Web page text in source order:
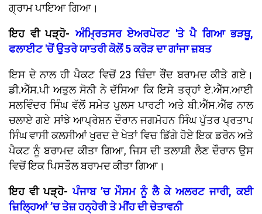
ਗ੍ਰਾਮ ਪਾਇਆ ਗਿਆ।
ਇਹ ਵੀ ਪੜ੍ਹੋ-ਅੰਮ੍ਰਿਤਸਰ ਏਅਰਪੋਰਟ 'ਤੇ ਪੈ ਗਿਆ ਭੜਥੂ,
ਫਲਾਈਟ 'ਚੋਂ ਉਤਰੇ ਯਾਤਰੀ ਕੋਲੋਂ 5 ਕਰੋੜ ਦਾ ਗਾਂਜਾ ਜ਼ਬਤ
ਇਸ ਦੇ ਨਾਲ ਹੀ ਪੈਕਟ ਵਿਚੋਂ 23 ਜ਼ਿੰਦਾ ਰੌਂਦ ਬਰਾਮਦ ਕੀਤੇ ਗਏ।
ਡੀ.ਐੱਸ.ਪੀ ਅਤੁਲ ਸੋਨੀ ਨੇ ਦੱਸਿਆ ਕਿ ਇਸੇ ਤਰ੍ਹਾਂ ਏ.ਐੱਸ.ਆਈ
ਸਲਵਿੰਦਰ ਸਿੰਘ ਵੱਲੋਂ ਸਮੇਤ ਪੁਲਸ ਪਾਰਟੀ ਅਤੇ ਬੀ.ਐੱਸ.ਐੱਫ ਨਾਲ
ਚਲਾਏ ਗਏ ਸਾਂਝੇ ਆਪ੍ਰੇਸ਼ਨ ਦੌਰਾਨ ਜਗਮੋਹਨ ਸਿੰਘ ਪੁੱਤਰ ਪ੍ਰਤਾਪ
ਸਿੰਘ ਵਾਸੀ ਕਲਸੀਆਂ ਖੁਰਦ ਦੇ ਖੇਤਾਂ ਵਿਚ ਡਿੱਗੇ ਹੋਏ ਇਕ ਡਰੋਨ ਅਤੇ
ਪੈਕਟ ਨੂੰ ਬਰਾਮਦ ਕੀਤਾ ਗਿਆ, ਜਿਸ ਦੀ ਤਲਾਸ਼ੀ ਲੈਣ ਦੌਰਾਨ ਉਸ
ਵਿਚੋਂ ਇਕ ਪਿਸਤੌਲ ਬਰਾਮਦ ਕੀਤਾ ਗਿਆ।
ਇਹ ਵੀ ਪੜ੍ਹੋ-ਪੰਜਾਬ ’ਚ ਮੌਸਮ ਨੂੰ ਲੈ ਕੇ ਅਲਰਟ ਜਾਰੀ, ਕਈ
ਜ਼ਿਲ੍ਹਿਆਂ ’ਚ ਤੇਜ਼ ਹਨ੍ਹੇਰੀ ਤੇ ਮੀਂਹ ਦੀ ਚੇਤਾਵਨੀ